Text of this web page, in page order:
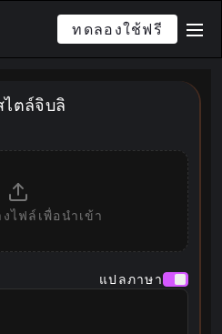
ทดลองใช้ฟรี
ไตล์จิบลิ
ไฟล์เพื่อนำเข้า
แปลภาษา